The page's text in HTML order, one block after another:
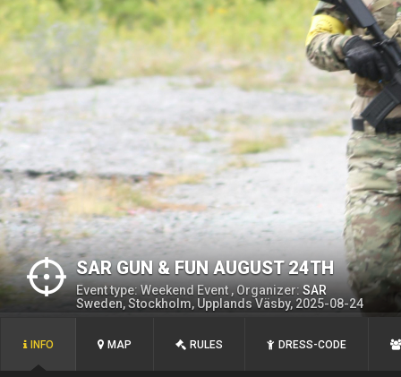
SAR GUN & FUN AUGUST 24TH
Event type: Weekend Event , Organizer:SAR
Sweden, Stockholm, Upplands Väsby, 2025-08-24
INFO MAP RULES DRESS-CODE